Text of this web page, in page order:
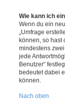
Wie kann ich
Wenn du ein
„Umfrage
können, so hast
mindestens
jede
Benutzer“
bedeutet dabei
können.
Nach oben